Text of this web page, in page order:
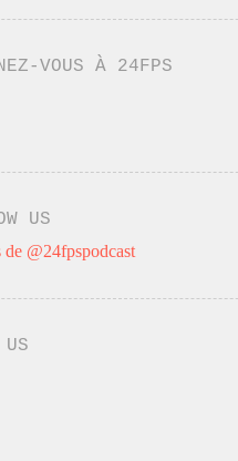
VOUS À 24FPS
US
de @24fpspodcast